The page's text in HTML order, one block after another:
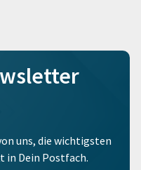
uns, die wichtigsten
in Dein Postfach.